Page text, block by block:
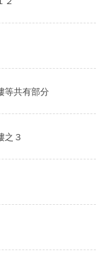
等共有部分
之３